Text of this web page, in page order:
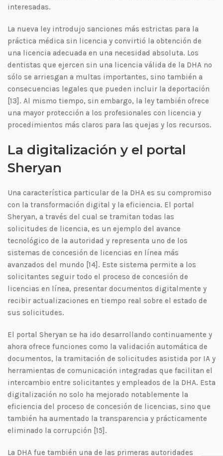
interesadas.
La nueva ley introdujo sanciones más estrictas para la
práctica médica sin licencia y convirtió la obtención de
una licencia adecuada en una necesidad absoluta. Los
dentistas que ejercen sin una licencia válida de la DHA no
sólo se arriesgan a multas importantes, sino también a
consecuencias legales que pueden incluir la deportación
[13]. Al mismo tiempo, sin embargo, la ley también ofrece
una mayor protección a los profesionales con licencia y
procedimientos más claros para las quejas y los recursos.
La digitalización y el portal
Sheryan
Una característica particular de la DHA es su compromiso
con la transformación digital y la eficiencia. El portal
Sheryan, a través del cual se tramitan todas las
solicitudes de licencia, es un ejemplo del avance
tecnológico de la autoridad y representa uno de los
sistemas de concesión de licencias en línea más
avanzados del mundo [14]. Este sistema permite a los
solicitantes seguir todo el proceso de concesión de
licencias en línea, presentar documentos digitalmente y
recibir actualizaciones en tiempo real sobre el estado de
sus solicitudes.
El portal Sheryan se ha ido desarrollando continuamente y
ahora ofrece funciones como la validación automática de
documentos, la tramitación de solicitudes asistida por IA y
herramientas de comunicación integradas que facilitan el
intercambio entre solicitantes y empleados de la DHA. Esta
digitalización no solo ha mejorado notablemente la
eficiencia del proceso de concesión de licencias, sino que
también ha aumentado la transparencia y prácticamente
eliminado la corrupción [15].
La DHA fue también una de las primeras autoridades